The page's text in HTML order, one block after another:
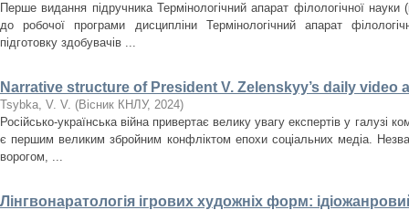
Перше видання підручника Термінологічний апарат філологічної науки
до робочої програми дисципліни Термінологічний апарат
підготовку здобувачів ...
Narrative structure of President V. Zelenskyy’s daily video
Tsybka, V. V. (Вісник КНЛУ, 2024)
Російсько-українська війна привертає велику увагу експертів у галузі
є першим великим збройним конфліктом епохи соціальних медіа.
ворогом, ...
Лінгвонаратологія ігрових художніх форм: